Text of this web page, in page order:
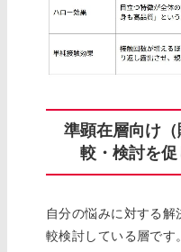
準顕在層向け
較・検討を
自分の悩みに対する
較検討している層です